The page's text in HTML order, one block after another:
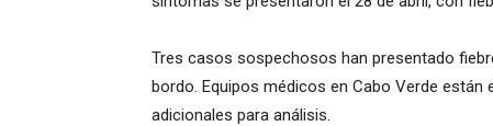
Tres casos sospechosos han presentado
bordo. Equipos médicos en Cabo Verde
adicionales para análisis.